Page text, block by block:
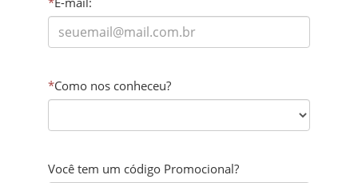
*Como nos conheceu?
Você tem um código Promocional?